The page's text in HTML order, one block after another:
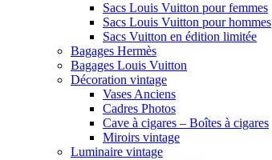
Sacs Louis Vuitton pour femmes
Sacs Louis Vuitton pour hommes
Sacs Vuitton en édition limitée
Bagages Hermès
Bagages Louis Vuitton
Décoration vintage
Vases Anciens
Cadres Photos
Cave à cigares – Boîtes à cigares
Miroirs vintage
Luminaire vintage